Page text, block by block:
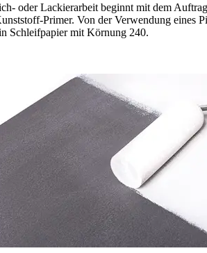
oder Lackierarbeit beginnt mit dem
Primer. Von der Verwendung eines
Schleifpapier mit Körnung 240.